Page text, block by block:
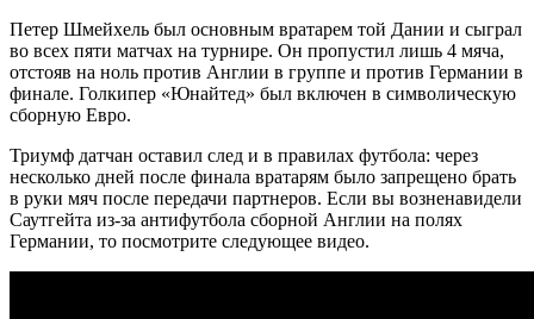
Петер Шмейхель был основным вратарем той Дании и сыграл
во всех пяти матчах на турнире. Он пропустил лишь 4 мяча,
отстояв на ноль против Англии в группе и против Германии в
финале. Голкипер «Юнайтед» был включен в символическую
сборную Евро.
Триумф датчан оставил след и в правилах футбола: через
несколько дней после финала вратарям было запрещено брать
в руки мяч после передачи партнеров. Если вы возненавидели
Саутгейта из-за антифутбола сборной Англии на полях
Германии, то посмотрите следующее видео.